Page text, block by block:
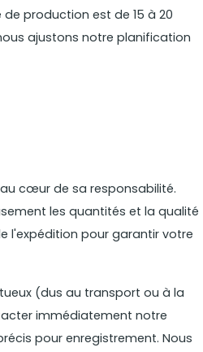
production est de 15 à 20
ajustons notre planification
cœur de sa responsabilité.
les quantités et la qualité
l'expédition pour garantir votre
(dus au transport ou à la
immédiatement notre
pour enregistrement. Nous